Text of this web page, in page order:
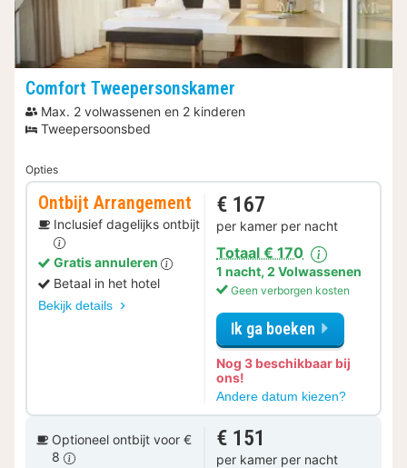
Comfort Tweepersonskamer
Max. 2 volwassenen en 2 kinderen
Tweepersoonsbed
Opties
Ontbijt Arrangement
Inclusief dagelijks ontbijt
Gratis annuleren
Betaal in het hotel
Bekijk details
€ 167
per kamer per nacht
Totaal € 170
1 nacht, 2 Volwassenen
Geen verborgen kosten
Ik ga boeken
Nog 3 beschikbaar bij
ons!
Andere datum kiezen?voor
Ontbijt
Optioneel ontbijt voor €
8
€ 151
per kamer per nacht